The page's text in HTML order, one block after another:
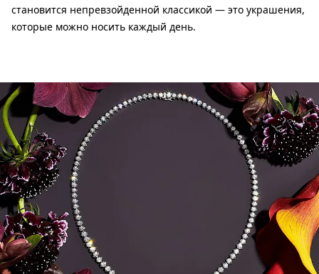
становится непревзойденной классикой — это украшения,
которые можно носить каждый день.